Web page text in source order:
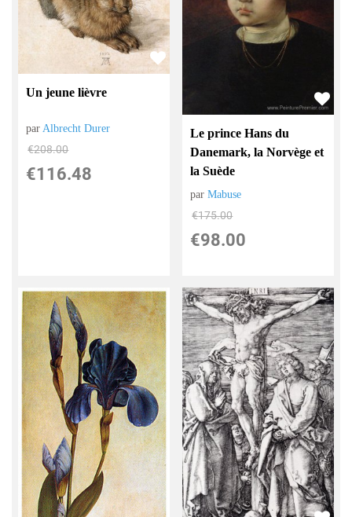
Un jeune lièvre
par Albrecht Durer
€208.00
€116.48
Le prince Hans du
Danemark, la Norvège et
la Suède
parMabuse
€175.00
€98.00